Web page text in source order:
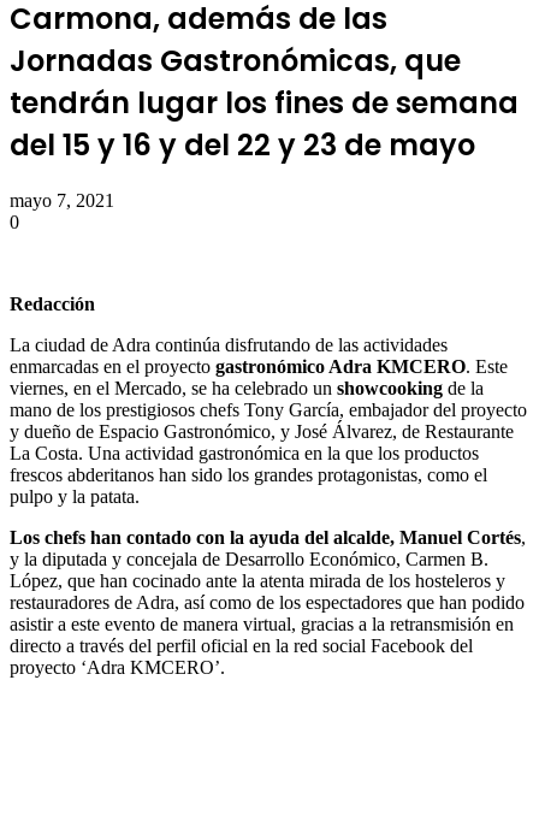
Carmona, además de las
Jornadas Gastronómicas, que
tendrán lugar los fines de semana
del 15 y 16 y del 22 y 23 de mayo
mayo 7, 2021
0
Redacción
La ciudad de Adra continúa disfrutando de las actividades
enmarcadas en el proyecto gastronómico Adra KMCERO. Este
viernes, en el Mercado, se ha celebrado un showcooking de la
mano de los prestigiosos chefs Tony García, embajador del proyecto
y dueño de Espacio Gastronómico, y José Álvarez, de Restaurante
La Costa. Una actividad gastronómica en la que los productos
frescos abderitanos han sido los grandes protagonistas, como el
pulpo y la patata.
Los chefs han contado con la ayuda del alcalde, Manuel Cortés,
y la diputada y concejala de Desarrollo Económico, Carmen B.
López, que han cocinado ante la atenta mirada de los hosteleros y
restauradores de Adra, así como de los espectadores que han podido
asistir a este evento de manera virtual, gracias a la retransmisión en
directo a través del perfil oficial en la red social Facebook del
proyecto ‘Adra KMCERO’.